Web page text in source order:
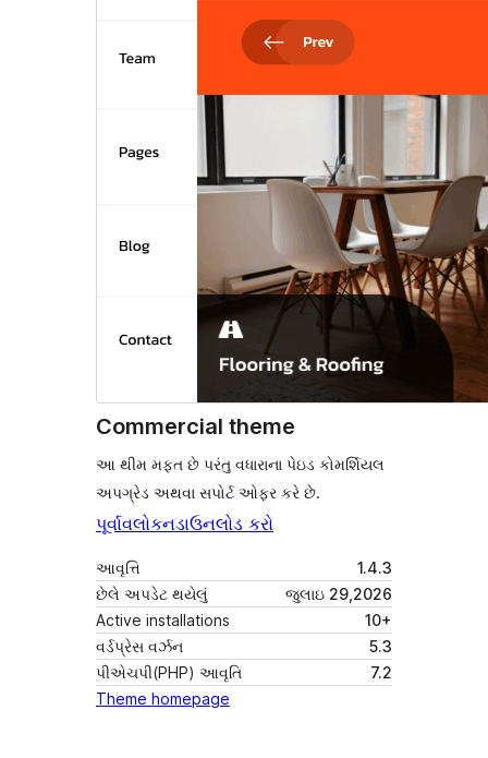
Commercial theme
આ થીમ મફત છે પરંતુ વધારાના પેઇડ કોમર્શિયલ
અપગ્રેડ અથવા સપોર્ટ ઓફર કરે છે.
પૂર્વાવલોકનડાઉનલોડ કરો
આવૃત્તિ
1.4.3
છેલે અપડેટ થયેલું
જુલાઇ 29,2026
Active installations
10+
વર્ડપ્રેસ વર્ઝન
5.3
પીએચપી(PHP) આવૃતિ
7.2
Theme homepage